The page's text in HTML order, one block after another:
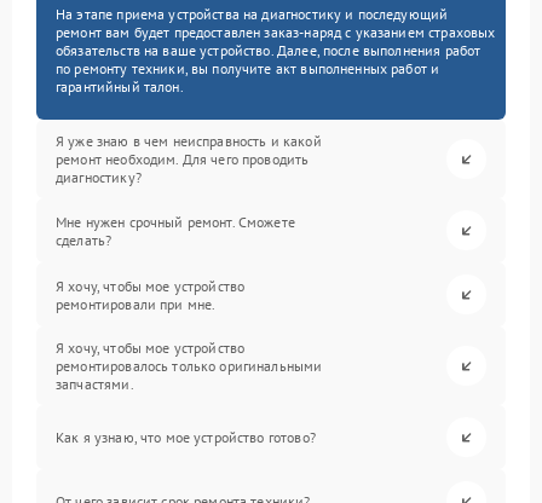
На этапе приема устройства на диагностику и последующий
ремонт вам будет предоставлен заказ-наряд с указанием страховых
обязательств на ваше устройство. Далее, после выполнения работ
по ремонту техники, вы получите акт выполненных работ и
гарантийный талон.
Я уже знаю в чем неисправность и какой
ремонт необходим. Для чего проводить
диагностику?
Мне нужен срочный ремонт. Сможете
сделать?
Я хочу, чтобы мое устройство
ремонтировали при мне.
Я хочу, чтобы мое устройство
ремонтировалось только оригинальными
запчастями.
Как я узнаю, что мое устройство готово?